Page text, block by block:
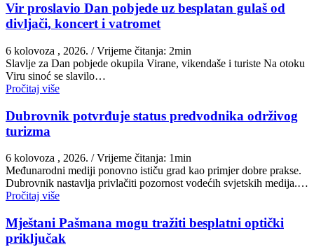
Vir proslavio Dan pobjede uz besplatan gulaš od
divljači, koncert i vatromet
6 kolovoza , 2026. / Vrijeme čitanja: 2min
Slavlje za Dan pobjede okupila Virane, vikendaše i turiste Na otoku
Viru sinoć se slavilo…
Pročitaj više
Dubrovnik potvrđuje status predvodnika održivog
turizma
6 kolovoza , 2026. / Vrijeme čitanja: 1min
Međunarodni mediji ponovno ističu grad kao primjer dobre prakse.
Dubrovnik nastavlja privlačiti pozornost vodećih svjetskih medija.…
Pročitaj više
Mještani Pašmana mogu tražiti besplatni optički
priključak